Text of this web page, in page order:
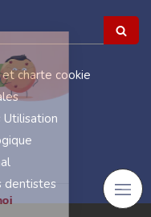
charte cookie
Utilisation
dentistes